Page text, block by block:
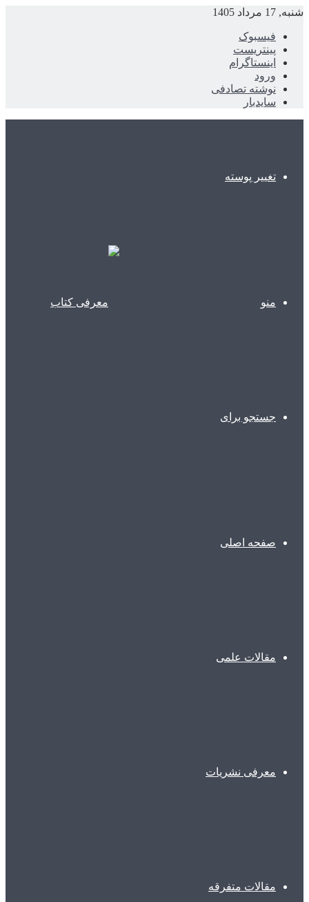
شنبه, 17 مرداد 1405
فیسبوک
پینتریست
اینستاگرام
ورود
نوشته تصادفی
سایدبار
تغییر پوسته
منو
جستجو برای
صفحه اصلی
مقالات علمی
معرفی نشریات
مقالات متفرقه